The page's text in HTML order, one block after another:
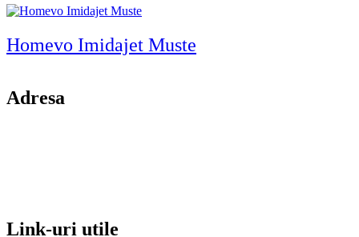
Homevo Imidajet Muste
Adresa
Link-uri utile